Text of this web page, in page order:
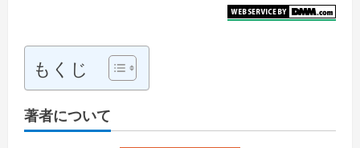
もくじ
著者について